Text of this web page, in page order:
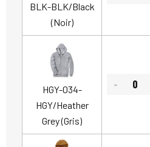
BLK-BLK/Black
(Noir)
HGY-034-
HGY/Heather
Grey (Gris)